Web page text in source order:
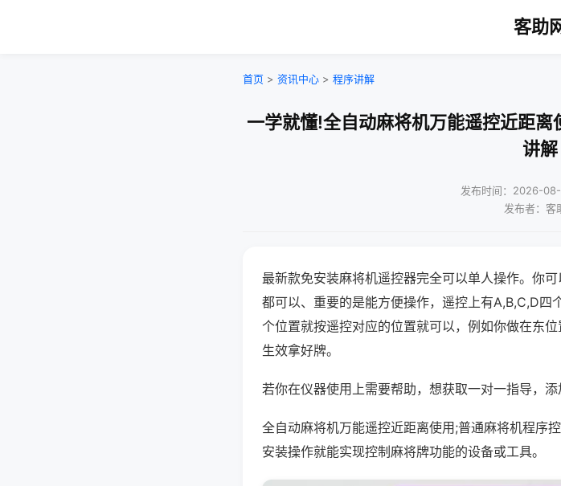
客助
首页 > 资讯中心 > 程序讲解
一学就懂!全自动麻将机万能遥控近距
讲解
发布时间：2026-
发布者：客
最新款免安装麻将机遥控器完全可以单人操作。你
都可以、重要的是能方便操作，遥控上有A,B,C,D四
个位置就按遥控对应的位置就可以，例如你做在东
生效拿好牌。
若你在仪器使用上需要帮助，想获取一对一指导，
全自动麻将机万能遥控近距离使用;普通麻将机程序
安装操作就能实现控制麻将牌功能的设备或工具。